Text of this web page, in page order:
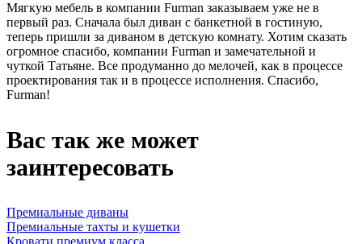
Мягкую мебель в компании Furman заказываем уже не в
первый раз. Сначала был диван с банкетной в гостиную,
теперь пришли за диваном в детскую комнату. Хотим сказать
огромное спасибо, компании Furman и замечательной и
чуткой Татьяне. Все продуманно до мелочей, как в процессе
проектирования так и в процессе исполнения. Спасибо,
Furman!
Вас так же может
заинтересовать
Премиальные диваны
Премиальные тахты и кушетки